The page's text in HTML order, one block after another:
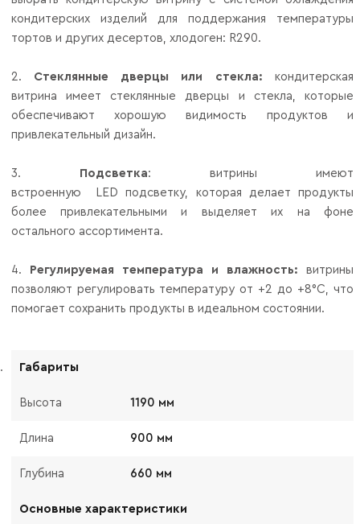
кондитерских изделий для поддержания температуры
тортов и других десертов, хлодоген: R290.
Стеклянные дверцы или стекла: кондитерская
витрина имеет стеклянные дверцы и стекла, которые
обеспечивают хорошую видимость продуктов и
привлекательный дизайн.
Подсветка: витрины имеют
встроенную LED подсветку, которая делает продукты
более привлекательными и выделяет их на фоне
остального ассортимента.
Регулируемая температура и влажность: витрины
позволяют регулировать температуру от +2 до +8°C, что
помогает сохранить продукты в идеальном состоянии.
Габариты
Высота 1190 мм
Длина 900 мм
Глубина 660 мм
Основные характеристики